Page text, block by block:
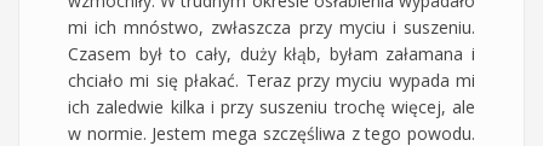
mi ich mnóstwo, zwłaszcza przy myciu i suszeniu.
Czasem był to cały, duży kłąb, byłam załamana i
chciało mi się płakać. Teraz przy myciu wypada mi
ich zaledwie kilka i przy suszeniu trochę więcej, ale
w normie. Jestem mega szczęśliwa z tego powodu.